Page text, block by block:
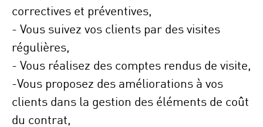
correctives et préventives,
- Vous suivez vos clients par des visites
régulières,
- Vous réalisez des comptes rendus de visite,
-Vous proposez des améliorations à vos
clients dans la gestion des éléments de coût
du contrat,